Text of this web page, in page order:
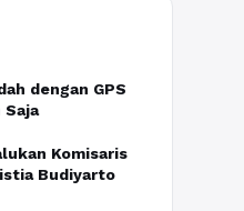
dengan GPS
Saja
Komisaris
Budiyarto